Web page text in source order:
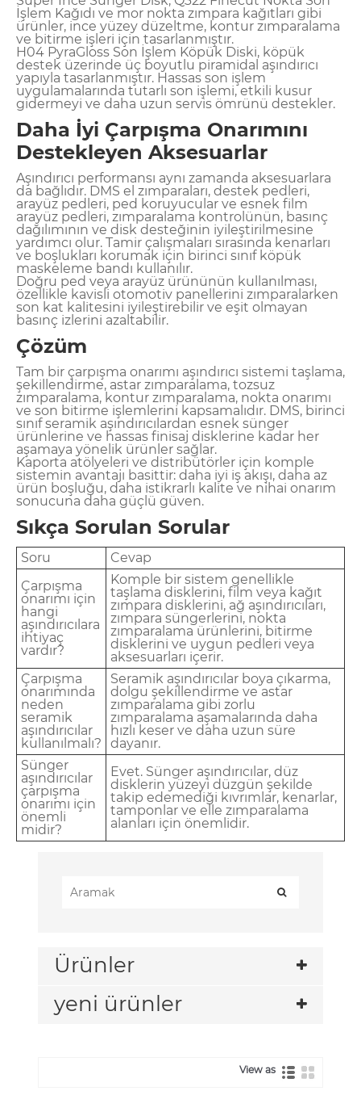
İşlem Kağıdı ve mor nokta zımpara kağıtları gibi
ürünler, ince yüzey düzeltme, kontur zımparalama
ve bitirme işleri için tasarlanmıştır.
H04 PyraGloss Son İşlem Köpük Diski, köpük
destek üzerinde üç boyutlu piramidal aşındırıcı
yapıyla tasarlanmıştır. Hassas son işlem
uygulamalarında tutarlı son işlemi, etkili kusur
gidermeyi ve daha uzun servis ömrünü destekler.
Daha İyi Çarpışma Onarımını
Destekleyen Aksesuarlar
Aşındırıcı performansı aynı zamanda aksesuarlara
da bağlıdır. DMS el zımparaları, destek pedleri,
arayüz pedleri, ped koruyucular ve esnek film
arayüz pedleri, zımparalama kontrolünün, basınç
dağılımının ve disk desteğinin iyileştirilmesine
yardımcı olur. Tamir çalışmaları sırasında kenarları
ve boşlukları korumak için birinci sınıf köpük
maskeleme bandı kullanılır.
Doğru ped veya arayüz ürününün kullanılması,
özellikle kavisli otomotiv panellerini zımparalarken
son kat kalitesini iyileştirebilir ve eşit olmayan
basınç izlerini azaltabilir.
Çözüm
Tam bir çarpışma onarımı aşındırıcı sistemi taşlama,
şekillendirme, astar zımparalama, tozsuz
zımparalama, kontur zımparalama, nokta onarımı
ve son bitirme işlemlerini kapsamalıdır. DMS, birinci
sınıf seramik aşındırıcılardan esnek sünger
ürünlerine ve hassas finisaj disklerine kadar her
aşamaya yönelik ürünler sağlar.
Kaporta atölyeleri ve distribütörler için komple
sistemin avantajı basittir: daha iyi iş akışı, daha az
ürün boşluğu, daha istikrarlı kalite ve nihai onarım
sonucuna daha güçlü güven.
Sıkça Sorulan Sorular
Soru
Cevap
Çarpışma
onarımı için
hangi
aşındırıcılara
ihtiyaç
vardır?
Komple bir sistem genellikle
taşlama disklerini, film veya kağıt
zımpara disklerini, ağ aşındırıcıları,
zımpara süngerlerini, nokta
zımparalama ürünlerini, bitirme
disklerini ve uygun pedleri veya
aksesuarları içerir.
Çarpışma
onarımında
neden
seramik
aşındırıcılar
kullanılmalı?
Seramik aşındırıcılar boya çıkarma,
dolgu şekillendirme ve astar
zımparalama gibi zorlu
zımparalama aşamalarında daha
hızlı keser ve daha uzun süre
dayanır.
Sünger
aşındırıcılar
çarpışma
onarımı için
önemli
midir?
Evet. Sünger aşındırıcılar, düz
disklerin yüzeyi düzgün şekilde
takip edemediği kıvrımlar, kenarlar,
tamponlar ve elle zımparalama
alanları için önemlidir.
Ürünler
yeni ürünler
View as